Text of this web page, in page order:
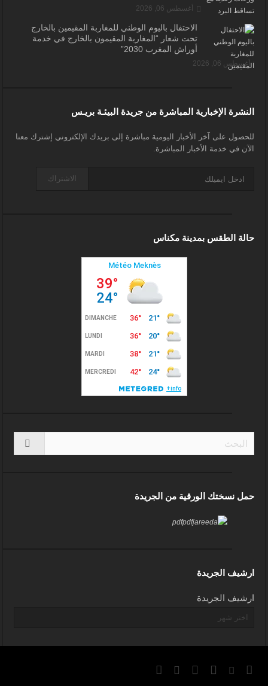
أغسطس 06, 2026
الاحتفال باليوم الوطني للمغاربة المقيمين بالخارج
تحت شعار “المغاربة المقيمون بالخارج في خدمة
أوراش المغرب 2030”
أغسطس 06, 2026
النشرة الإخبارية المباشرة من جريدة البيئـة بريـس
للحصول على آخر الأخبار اليومية مباشرة إلى بريدك الإلكتروني إشترك معنا
الآن في خدمة الأخبار المباشرة.
الاشتراك
حالة الطقس بمدينة مكناس
حمل نسختك الورقية من الجريدة
ارشيف الجريدة
ارشيف الجريدة